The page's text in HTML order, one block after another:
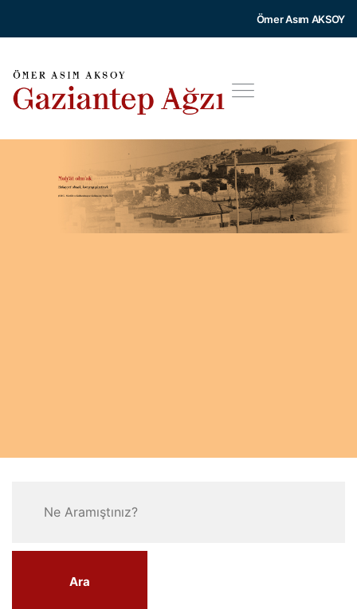
Ömer Asım AKSOY
Ara